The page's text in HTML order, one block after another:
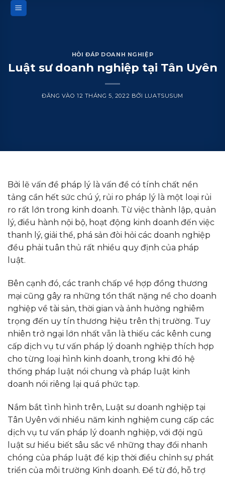
qua
HỎI ĐÁP DOANH NGHIỆP
Luật sư doanh nghiệp tại Tân Uyên
ĐĂNG VÀO12 THÁNG 5, 2022 BỞI LUATSUSUM
Bởi lẽ vấn đề pháp lý là vấn đề có tính chất nền
tảng cần hết sức chú ý, rủi ro pháp lý là một loại rủi
ro rất lớn trong kinh doanh. Từ việc thành lập, quản
lý, điều hành nội bộ, hoạt động kinh doanh đến việc
thanh lý, giải thể, phá sản đòi hỏi các doanh nghiệp
đều phải tuân thủ rất nhiều quy định của pháp
luật.
Bên cạnh đó, các tranh chấp về hợp đồng thương
mại cũng gây ra những tổn thất nặng nề cho doanh
nghiệp về tài sản, thời gian và ảnh hưởng nghiêm
trọng đến uy tín thương hiệu trên thị trường. Tuy
nhiên trở ngại lớn nhất vẫn là thiếu các kênh cung
cấp dịch vụ tư vấn pháp lý doanh nghiệp thích hợp
cho từng loại hình kinh doanh, trong khi đó hệ
thống pháp luật nói chung và pháp luật kinh
doanh nói riêng lại quá phức tạp.
Nắm bắt tình hình trên, Luật sư doanh nghiệp tại
Tân Uyên với nhiều năm kinh nghiệm cung cấp các
dịch vụ tư vấn pháp lý doanh nghiệp, với đội ngũ
luật sư hiểu biết sâu sắc về những thay đổi nhanh
chóng của pháp luật để kịp thời điều chỉnh sự phát
triển của môi trường Kinh doanh. Để từ đó, hỗ trợ